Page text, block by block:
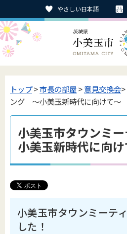
やさしい日本語
トップ>市長の部屋>意見交換会
ング ～小美玉新時代に向けて～
小美玉市タウンミ
小美玉新時代に向
小美玉市タウンミーテ
した！